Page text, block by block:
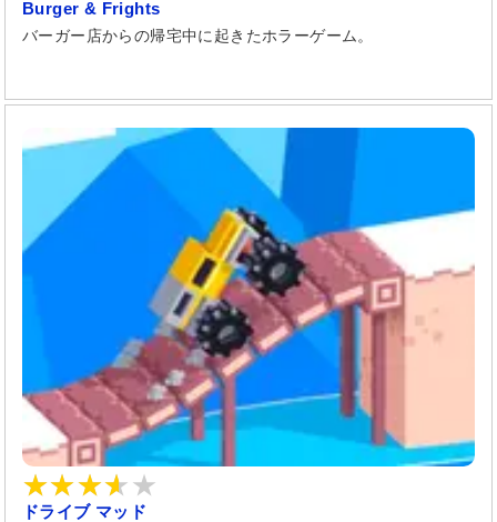
Burger & Frights
バーガー店からの帰宅中に起きたホラーゲーム。
ドライブ マッド